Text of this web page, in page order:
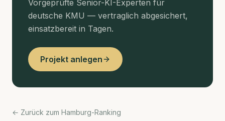
Vorgeprüfte Senior-KI-Experten für
deutsche KMU — vertraglich abgesichert,
einsatzbereit in Tagen.
Projekt anlegen
← Zurück zum Hamburg-Ranking